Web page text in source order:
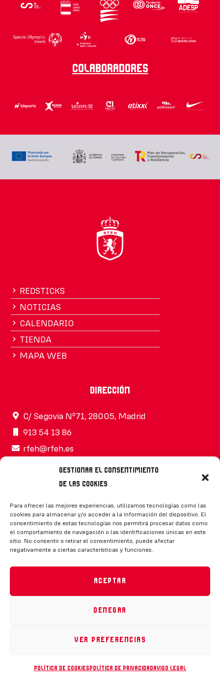
Gestionar el consentimiento
de las cookies
Para ofrecer las mejores experiencias, utilizamos tecnologías como las
cookies para almacenar y/o acceder a la información del dispositivo. El
consentimiento de estas tecnologías nos permitirá procesar datos como
el comportamiento de navegación o las identificaciones únicas en este
sitio. No consentir o retirar el consentimiento, puede afectar
negativamente a ciertas características y funciones.
Aceptar
Denegar
Ver preferencias
Política de cookies Política de privacidadAviso legal
Colaboradores
REDSTICKS
NOTICIAS
CALENDARIO
TIENDA
MAPA WEB
Dirección
C/ Segovia Nº71, 28005, Madrid
913 54 13 86
rfeh@rfeh.es
Síguenos
Desarrollado por